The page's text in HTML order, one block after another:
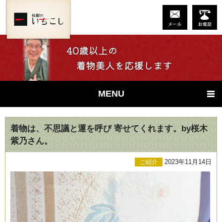
MENU
着物は、不思議と運を呼び 寄せてくれます。by桜木
紫乃さん。
ご紹介 2023年11月14日